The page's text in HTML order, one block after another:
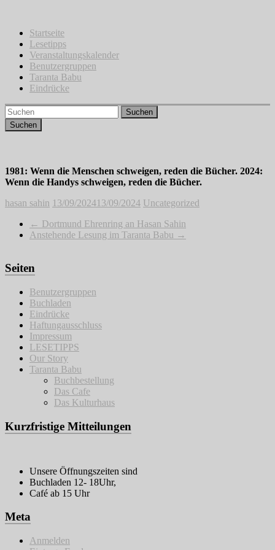
springenStartseite
Lesetipps
Veranstaltungskalender
Benutzergruppen
Taranta Babu
Eindrücke
Suchen
1981: Wenn die Menschen schweigen, reden die Bücher. 2024:
Wenn die Handys schweigen, reden die Bücher.
hasan sahin 13/09/202413/09/2024 Uncategorized
← Dortmund Ehrenring an Hasan Sahin
Anstehende Lesung im Taranta Babu →
Seiten
Benutzergruppen
Buchladen
Eindrücke
Haftungausschluss
Impressum
LESETIPPS
Our Story
Taranta Babu
Buchbestellung
Das Cafe
Das Kulturhaus
Kurzfristige Mitteilungen
Unsere Öffnungszeiten sind
Buchladen 12- 18Uhr,
Café ab 15 Uhr
Meta
Anmelden